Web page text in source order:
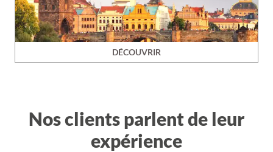
DÉCOUVRIR
Nos clients parlent de leur
expérience